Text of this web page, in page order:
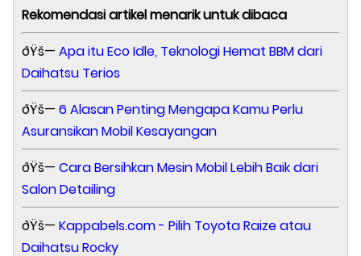
Rekomendasi artikel menarik untuk dibaca
ðŸš— Apa itu Eco Idle, Teknologi Hemat BBM dari
Daihatsu Terios
ðŸš— 6 Alasan Penting Mengapa Kamu Perlu
Asuransikan Mobil Kesayangan
ðŸš— Cara Bersihkan Mesin Mobil Lebih Baik dari
Salon Detailing
ðŸš— Kappabels.com - Pilih Toyota Raize atau
Daihatsu Rocky